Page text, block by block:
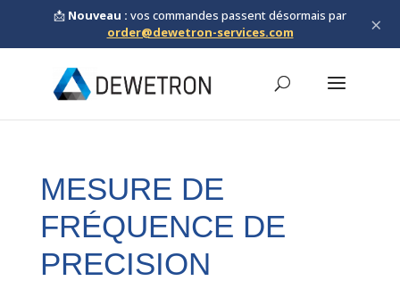
📩 Nouveau : vos commandes passent désormais par
order@dewetron-services.com
×
MESURE DE
FRÉQUENCE DE
PRECISION